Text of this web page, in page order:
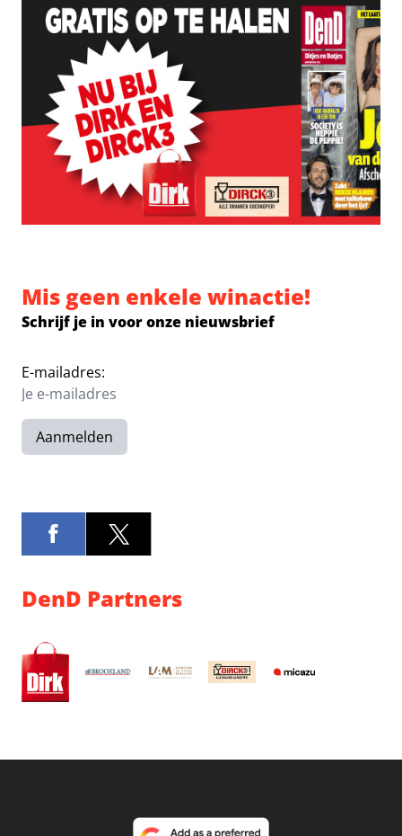
Mis geen enkele winactie!
Schrijf je in voor onze nieuwsbrief
E-mailadres:
Aanmelden
DenD Partners